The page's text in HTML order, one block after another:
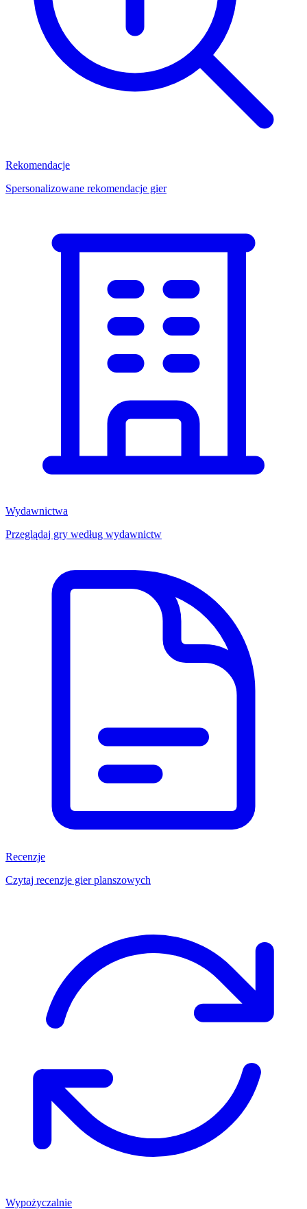
Rekomendacje
Spersonalizowane rekomendacje gier
Wydawnictwa
Przeglądaj gry według wydawnictw
Recenzje
Czytaj recenzje gier planszowych
Wypożyczalnie